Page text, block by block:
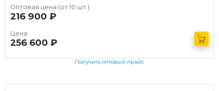
Оптовая цена (от 10 шт.):
216 900
Цена:
256 600
Получить оптовый прайс